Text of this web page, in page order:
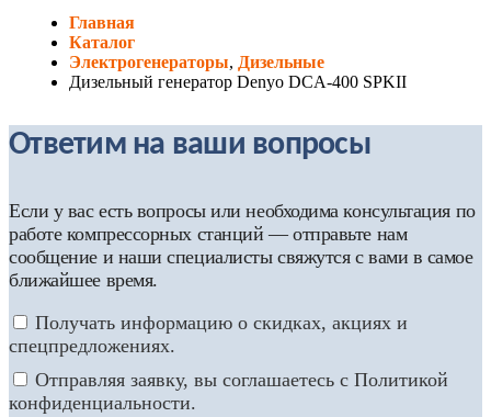
Главная
Каталог
Электрогенераторы, Дизельные
Дизельный генератор Denyo DCA-400 SPKII
Ответим на ваши вопросы
Если у вас есть вопросы или необходима консультация по
работе компрессорных станций — отправьте нам
сообщение и наши специалисты свяжутся с вами в самое
ближайшее время.
Получать информацию о скидках, акциях и
спецпредложениях.
Отправляя заявку, вы соглашаетесь с Политикой
конфиденциальности.